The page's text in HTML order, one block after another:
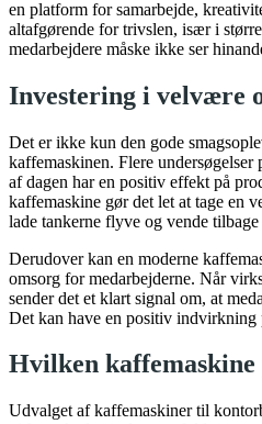
en platform for samarbejde,
altafgørende for trivslen, især i
medarbejdere måske ikke ser
Investering i velvære
Det er ikke kun den gode
kaffemaskinen. Flere undersøgelser
af dagen har en positiv effekt på
kaffemaskine gør det let at tage en
lade tankerne flyve og vende
Derudover kan en moderne
omsorg for medarbejderne. Når
sender det et klart signal om, at
Det kan have en positiv
Hvilken
Udvalget af kaffemaskiner til